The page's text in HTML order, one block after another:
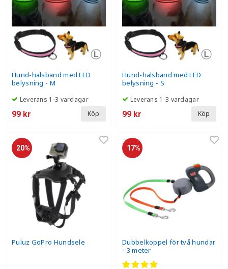
Hund-halsband med LED
belysning - M
Leverans 1-3 vardagar
99 kr Köp
Hund-halsband med LED
belysning - S
Leverans 1-3 vardagar
99 kr Köp
20%
Puluz GoPro Hundsele
17%
Dubbelkoppel för två hundar
- 3 meter